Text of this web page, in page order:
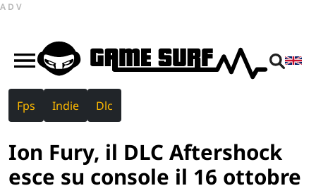
ADV
Fps Indie Dlc
Ion Fury, il DLC Aftershock
esce su console il 16 ottobre